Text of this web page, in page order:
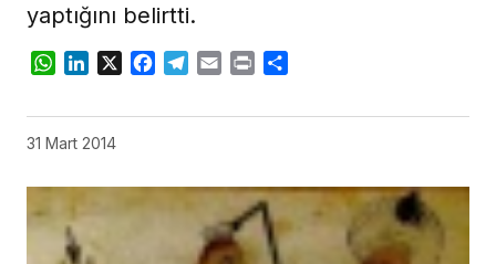
yaptığını belirtti.
WhatsApp
LinkedIn
X Facebook
Telegram
Email Print
31 Mart 2014